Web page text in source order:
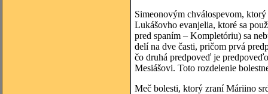
Simeonovým chválospevom,
Lukášovho evanjelia, ktoré sa
pred spaním – Kompletóriu) sa
delí na dve časti, pričom prvá
čo druhá predpoveď je
Mesiášovi. Toto rozdelenie
Meč bolesti, ktorý zraní Máriino